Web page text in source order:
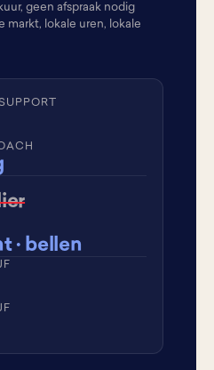
geen afspraak nodig
markt, lokale uren, lokale
· bellen